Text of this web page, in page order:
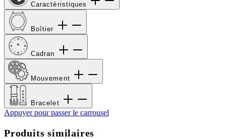
Caractéristiques
Boîtier
Cadran
Mouvement
Bracelet
Appuyer pour passer le carrousel
Produits similaires